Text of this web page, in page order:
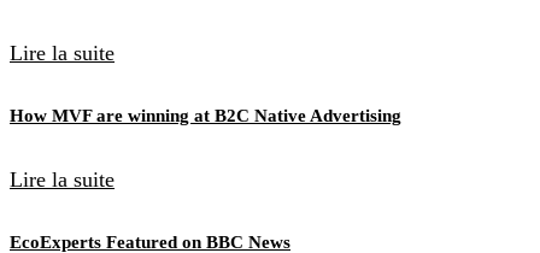
Lire la suite
How MVF are winning at B2C Native Advertising
Lire la suite
EcoExperts Featured on BBC News